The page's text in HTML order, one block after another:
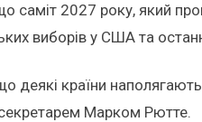
саміт 2027 року, який
виборів у США та
деякі країни
Марком Рютте.